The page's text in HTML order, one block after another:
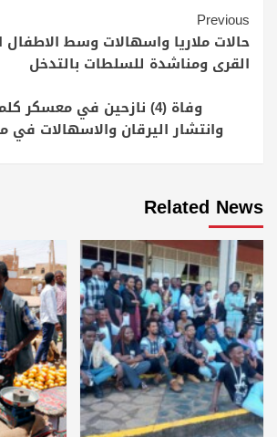
Continue
Reading
Previous
حالات ملاريا واسهالات وسط الاطفال
القرى ومناشدة للسلطات بالتدخل
وفاة (4) نازحين في معسكر
وانتشار اليرقان والاسهالات
Related News